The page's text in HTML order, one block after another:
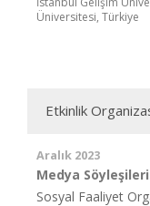
Üniversitesi, Türkiye
Etkinlik
Aralık 2023
Medya
Sosyal Faaliyet